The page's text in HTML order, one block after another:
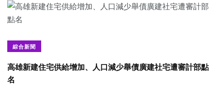
綜合新聞
高雄新建住宅供給增加、人口減少舉債廣建社宅遭審計部點
名